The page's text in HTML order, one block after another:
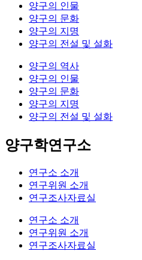
양구의 인물
양구의 문화
양구의 지명
양구의 전설 및 설화
양구의 역사
양구의 인물
양구의 문화
양구의 지명
양구의 전설 및 설화
양구학연구소
연구소 소개
연구위원 소개
연구조사자료실
연구소 소개
연구위원 소개
연구조사자료실